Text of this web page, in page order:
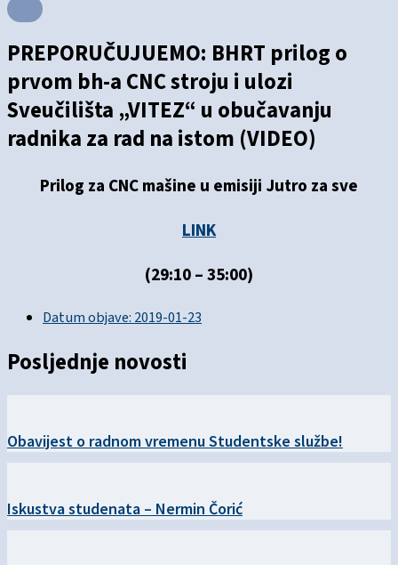
PREPORUČUJUEMO: BHRT prilog o
prvom bh-a CNC stroju i ulozi
Sveučilišta „VITEZ“ u obučavanju
radnika za rad na istom (VIDEO)
Prilog za CNC mašine u emisiji Jutro za sve
LINK
(29:10 – 35:00)
Datum objave:2019-01-23
Posljednje novosti
Obavijest o radnom vremenu Studentske službe!
Iskustva studenata – Nermin Čorić